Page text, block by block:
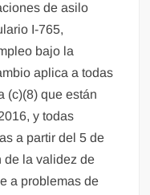
de asilo
I-765,
bajo la
aplica a todas
(c)(8) que están
y todas
a partir del 5 de
de la validez de
a problemas de